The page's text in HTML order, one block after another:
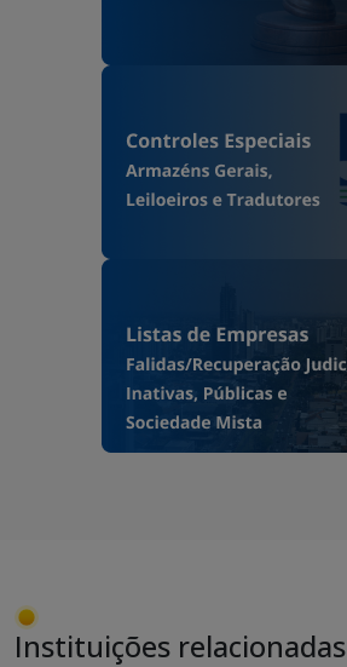
Instituições relacionadas